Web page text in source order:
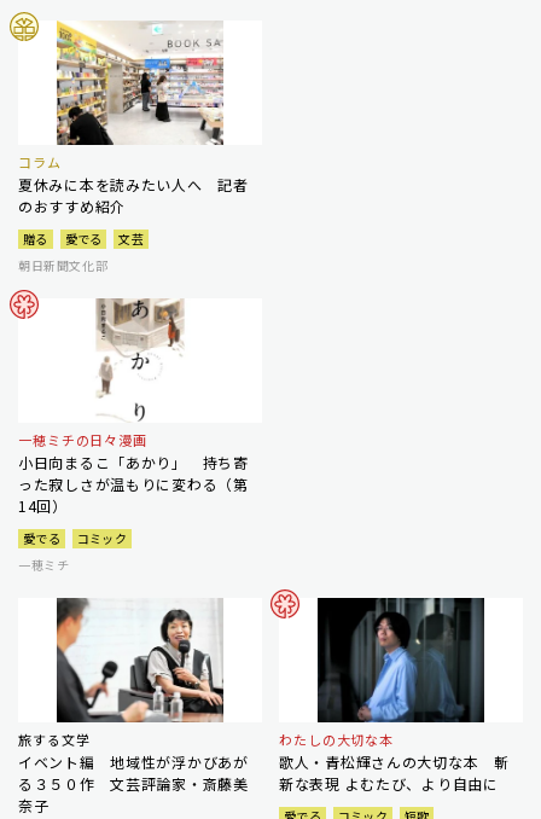
コラム
夏休みに本を読みたい人へ 記者
のおすすめ紹介
贈る 愛でる
文芸
朝日新聞文化部
一穂ミチの日々漫画
小日向まるこ「あかり」 持ち寄
った寂しさが温もりに変わる（第
14回）
愛でる
コミック
一穂ミチ
旅する文学
イベント編 地域性が浮かびあが
る３５０作 文芸評論家・斎藤美
奈子
わたしの大切な本
歌人・青松輝さんの大切な本 斬
新な表現 よむたび、より自由に